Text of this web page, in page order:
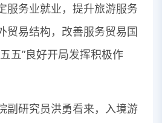
服务业就业，提升旅游服务
贸易结构，改善服务贸易国
五”良好开局发挥积极作
研究员洪勇看来，入境游